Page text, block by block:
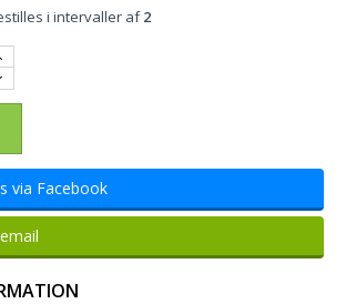
i intervaller af2
via Facebook